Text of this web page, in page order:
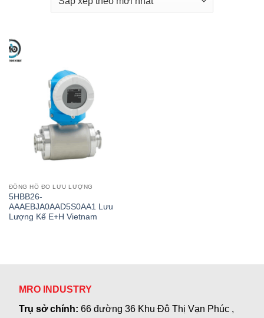
ĐỒNG HỒ ĐO LƯU LƯỢNG
5HBB26-
AAAEBJA0AAD5S0AA1 Lưu
Lượng Kế E+H Vietnam
MRO INDUSTRY
Trụ sở chính:66 đường 36 Khu Đô Thị Vạn Phúc ,